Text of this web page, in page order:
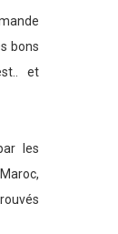
bons
et
les